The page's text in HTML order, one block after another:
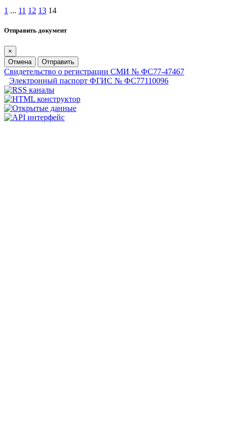
1 ... 11 12 13 14
Отправить документ
×
Отмена
Отправить
Свидетельство о регистрации СМИ № ФС77-47467
Электронный паспорт ФГИС № ФС77110096